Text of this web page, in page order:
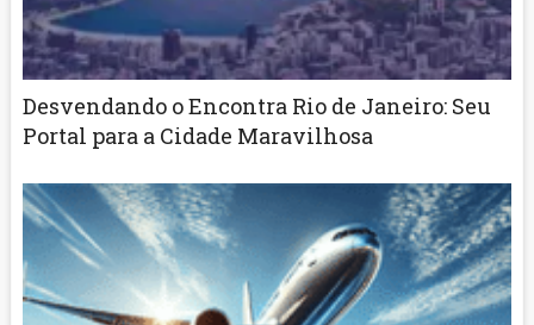
Desvendando o Encontra Rio de Janeiro: Seu
Portal para a Cidade Maravilhosa